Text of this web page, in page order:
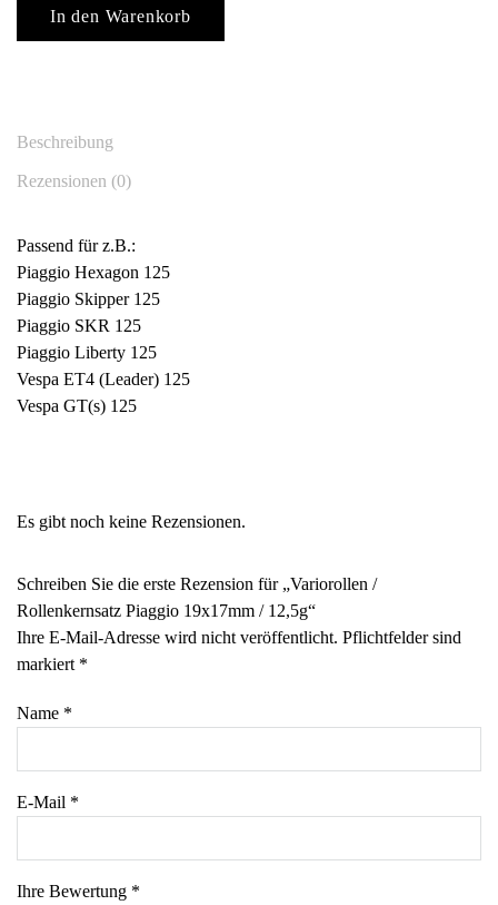
r
o
l
n
/
R
o
l
e
r
s
a
t
i
i
9
In den Warenkorb
Beschreibung
Rezensionen (0)
Passend für z.B.:
Piaggio Hexagon 125
Piaggio Skipper 125
Piaggio SKR 125
Piaggio Liberty 125
Vespa ET4 (Leader) 125
Vespa GT(s) 125
Es gibt noch keine Rezensionen.
Schreiben Sie die erste Rezension für „Variorollen /
Rollenkernsatz Piaggio 19x17mm / 12,5g“
Ihre E-Mail-Adresse wird nicht veröffentlicht. Pflichtfelder sind
markiert *
Name *
E-Mail *
Ihre Bewertung *